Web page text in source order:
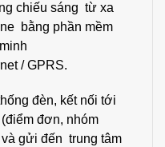
chiếu sáng từ xa
bằng phần mềm
/ GPRS.
đèn, kết nối tới
đơn, nhóm
gửi đến trung tâm